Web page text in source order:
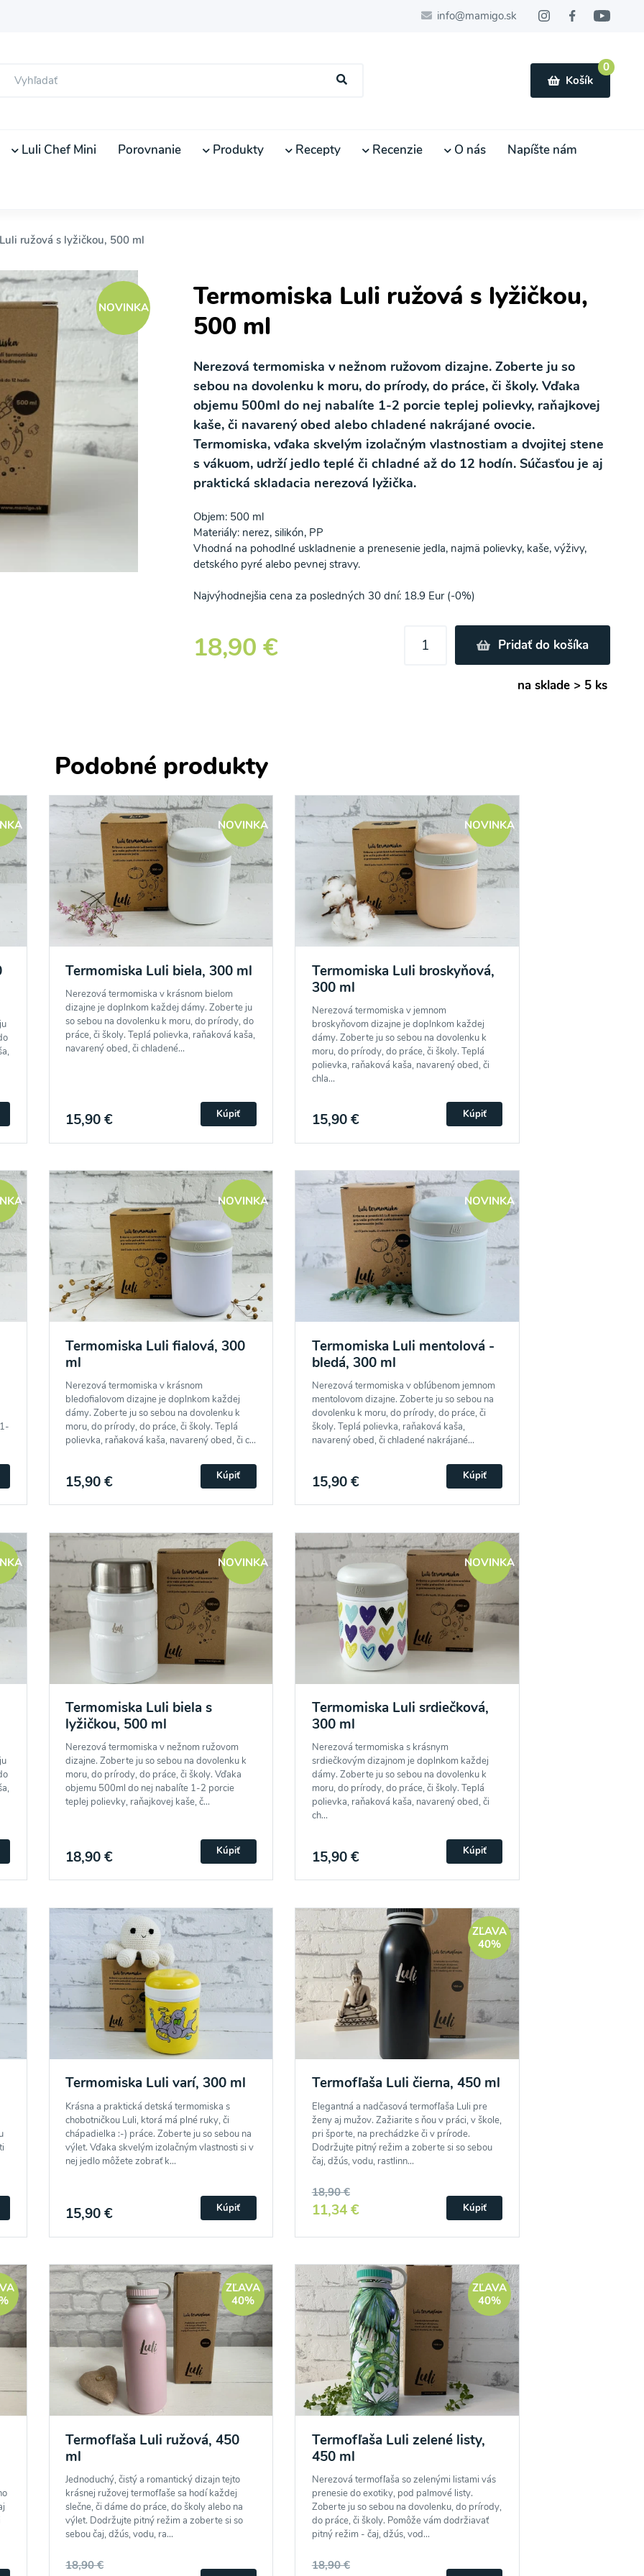
info@mamigo.sk
0
Košík
Luli Chef Mini Porovnanie Produkty Recepty Recenzie O nás Napíšte nám
ružová s lyžičkou, 500 ml
Termomiska Luli ružová s lyžičkou,
500 ml
Nerezová termomiska v nežnom ružovom dizajne. Zoberte ju so
sebou na dovolenku k moru, do prírody, do práce, či školy. Vďaka
objemu 500ml do nej nabalíte 1-2 porcie teplej polievky, raňajkovej
kaše, či navarený obed alebo chladené nakrájané ovocie.
Termomiska, vďaka skvelým izolačným vlastnostiam a dvojitej stene
s vákuom, udrží jedlo teplé či chladné až do 12 hodín. Súčasťou je aj
praktická skladacia nerezová lyžička.
Objem: 500 ml
Materiály: nerez, silikón, PP
Vhodná na pohodlné uskladnenie a prenesenie jedla, najmä polievky, kaše, výživy,
detského pyré alebo pevnej stravy.
Najvýhodnejšia cena za posledných 30 dní: 18.9 Eur (-0%)
18,90 € Pridať do košíka
na sklade > 5 ks
NOVINKA
Podobné produkty
NOVINKA
Termomiska Luli biela, 300 ml
Nerezová termomiska v krásnom bielom
dizajne je doplnkom každej dámy. Zoberte ju
so sebou na dovolenku k moru, do prírody, do
práce, či školy. Teplá polievka, raňaková kaša,
navarený obed, či chladené...
15,90 € Kúpiť
NOVINKA
Termomiska Luli broskyňová,
300 ml
Nerezová termomiska v jemnom
broskyňovom dizajne je doplnkom každej
dámy. Zoberte ju so sebou na dovolenku k
moru, do prírody, do práce, či školy. Teplá
polievka, raňaková kaša, navarený obed, či
chla...
15,90 € Kúpiť
NOVINKA
Termomiska Luli fialová, 300
ml
Nerezová termomiska v krásnom
bledofialovom dizajne je doplnkom každej
dámy. Zoberte ju so sebou na dovolenku k
moru, do prírody, do práce, či školy. Teplá
polievka, raňaková kaša, navarený obed, či c...
15,90 € Kúpiť
NOVINKA
Termomiska Luli mentolová -
bledá, 300 ml
Nerezová termomiska v obľúbenom jemnom
mentolovom dizajne. Zoberte ju so sebou na
dovolenku k moru, do prírody, do práce, či
školy. Teplá polievka, raňaková kaša,
navarený obed, či chladené nakrájané...
15,90 € Kúpiť
NOVINKA
Termomiska Luli biela s
lyžičkou, 500 ml
Nerezová termomiska v nežnom ružovom
dizajne. Zoberte ju so sebou na dovolenku k
moru, do prírody, do práce, či školy. Vďaka
objemu 500ml do nej nabalíte 1-2 porcie
teplej polievky, raňajkovej kaše, č...
18,90 € Kúpiť
NOVINKA
Termomiska Luli srdiečková,
300 ml
Nerezová termomiska s krásnym
srdiečkovým dizajnom je doplnkom každej
dámy. Zoberte ju so sebou na dovolenku k
moru, do prírody, do práce, či školy. Teplá
polievka, raňaková kaša, navarený obed, či
ch...
15,90 € Kúpiť
Termomiska Luli varí, 300 ml
Krásna a praktická detská termomiska s
chobotničkou Luli, ktorá má plné ruky, či
chápadielka :-) práce. Zoberte ju so sebou na
výlet. Vďaka skvelým izolačným vlastnosti si v
nej jedlo môžete zobrať k...
15,90 € Kúpiť
ZĽAVA
40%
Termofľaša Luli čierna, 450 ml
Elegantná a nadčasová termofľaša Luli pre
ženy aj mužov. Zažiarite s ňou v práci, v škole,
pri športe, na prechádzke či v prírode.
Dodržujte pitný režim a zoberte si so sebou
čaj, džús, vodu, rastlinn...
18,90 €
11,34 € Kúpiť
ZĽAVA
40%
Termofľaša Luli ružová, 450
ml
Jednoduchý, čistý a romantický dizajn tejto
krásnej ružovej termofľaše sa hodí každej
slečne, či dáme do práce, do školy alebo na
výlet. Dodržujte pitný režim a zoberte si so
sebou čaj, džús, vodu, ra...
18,90 €
ZĽAVA
40%
Termofľaša Luli zelené listy,
450 ml
Nerezová termofľaša so zelenými listami vás
prenesie do exotiky, pod palmové listy.
Zoberte ju so sebou na dovolenku, do prírody,
do práce, či školy. Pomôže vám dodržiavať
pitný režim - čaj, džús, vod...
18,90 €
spracovaním osobných údajov pre účely zasielania newsletteru a potvrdzujem, že som si prečítal(a)informácie o